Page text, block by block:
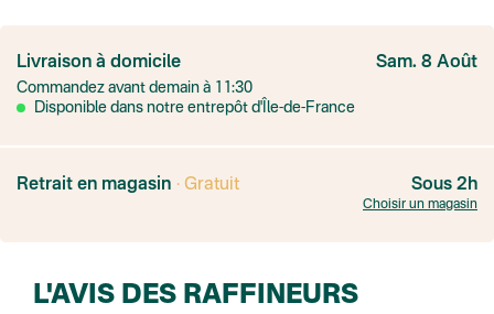
Colissimo suivi
Point relais rapide
Transport Express
Lettre prioritaire
Livraison TNT (expédition par Salty design )
Point relais Express (commerçant ou bureau de poste) : Point
Point relais Standard
Livraison à domicile Sam. 8 Août
Commandez avant demain à 11:30
Disponible dans notre entrepôt d'Île-de-France
Retrait en magasin · Gratuit Sous 2h
Choisir un magasin
L'AVIS DES RAFFINEURS